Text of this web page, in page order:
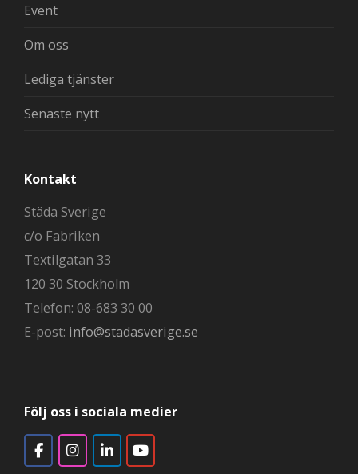
Event
Om oss
Lediga tjänster
Senaste nytt
Kontakt
Städa Sverige
c/o Fabriken
Textilgatan 33
120 30 Stockholm
Telefon: 08-683 30 00
E-post: info@stadasverige.se
Följ oss i sociala medier